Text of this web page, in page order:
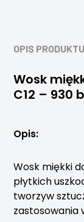
OPIS PRODUKTU
Wosk
C12 – 930
Opis:
Wosk miękki
płytkich
tworzyw
zastosowania